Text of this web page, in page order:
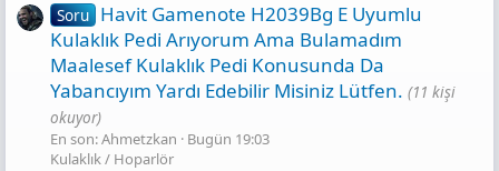
Soru Havit Gamenote H2039Bg E Uyumlu
Kulaklık Pedi Arıyorum Ama Bulamadım
Maalesef Kulaklık Pedi Konusunda Da
Yabancıyım Yardı Edebilir Misiniz Lütfen. (11 kişi
okuyor)
En son: Ahmetzkan
Bugün 19:03
Kulaklık / Hoparlör